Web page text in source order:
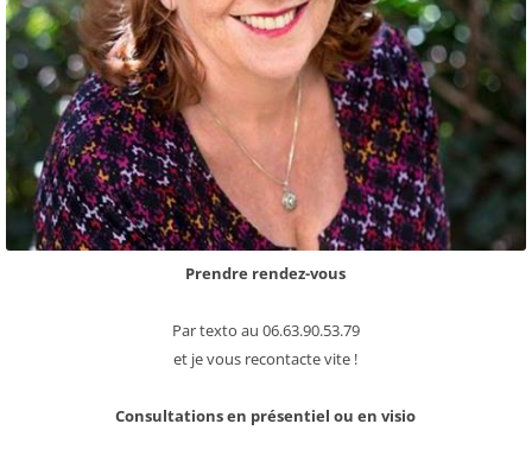
Prendre rendez-vous
Par texto au 06.63.90.53.79
et je vous recontacte vite !
Consultations en présentiel ou en visio